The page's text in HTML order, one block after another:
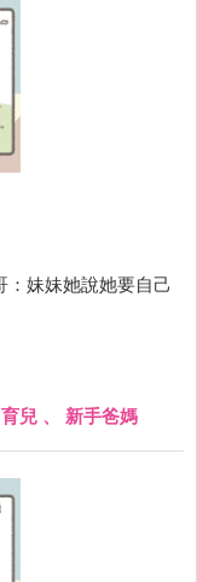
妹妹她說她要自己
育兒 、 新手爸媽